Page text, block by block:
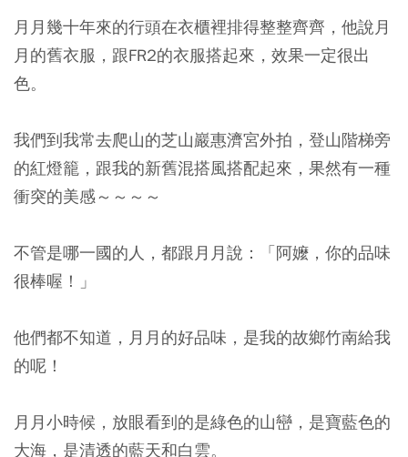
月月幾十年來的行頭在衣櫃裡排得整整齊齊，他說月
月的舊衣服，跟FR2的衣服搭起來，效果一定很出
色。
我們到我常去爬山的芝山巖惠濟宮外拍，登山階梯旁
的紅燈籠，跟我的新舊混搭風搭配起來，果然有一種
衝突的美感～～～～
不管是哪一國的人，都跟月月說：「阿嬤，你的品味
很棒喔！」
他們都不知道，月月的好品味，是我的故鄉竹南給我
的呢！
月月小時候，放眼看到的是綠色的山巒，是寶藍色的
大海，是清透的藍天和白雲。